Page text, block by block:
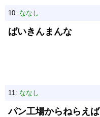
10: ななし
ばいきんまんな
11: ななし
パン工場からねらえば